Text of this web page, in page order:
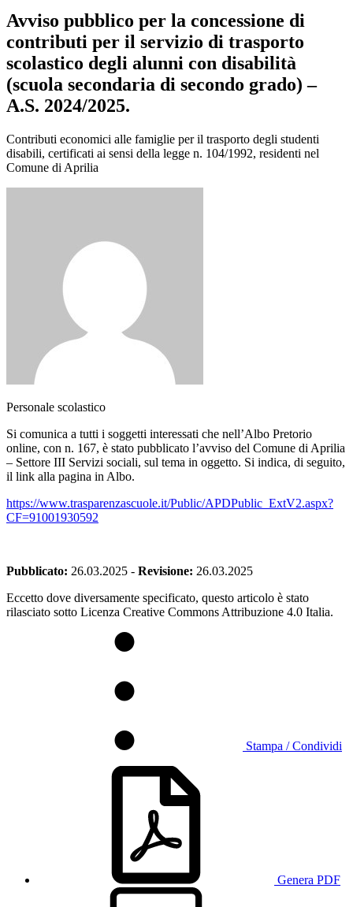
Avviso pubblico per la concessione di
contributi per il servizio di trasporto
scolastico degli alunni con disabilità
(scuola secondaria di secondo grado) –
A.S. 2024/2025.
Contributi economici alle famiglie per il trasporto degli studenti
disabili, certificati ai sensi della legge n. 104/1992, residenti nel
Comune di Aprilia
Personale scolastico
Si comunica a tutti i soggetti interessati che nell’Albo Pretorio
online, con n. 167, è stato pubblicato l’avviso del Comune di Aprilia
– Settore III Servizi sociali, sul tema in oggetto. Si indica, di seguito,
il link alla pagina in Albo.
https://www.trasparenzascuole.it/Public/APDPublic_ExtV2.aspx?
CF=91001930592
Pubblicato: 26.03.2025 - Revisione: 26.03.2025
Eccetto dove diversamente specificato, questo articolo è stato
rilasciato sotto Licenza Creative Commons Attribuzione 4.0 Italia.
Stampa / Condividi
Genera PDF